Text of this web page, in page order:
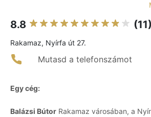
8.8 (11)
Rakamaz, Nyírfa út 27.
Mutasd a telefonszámot
Egy cég:
Balázsi Bútor Rakamaz városában, a